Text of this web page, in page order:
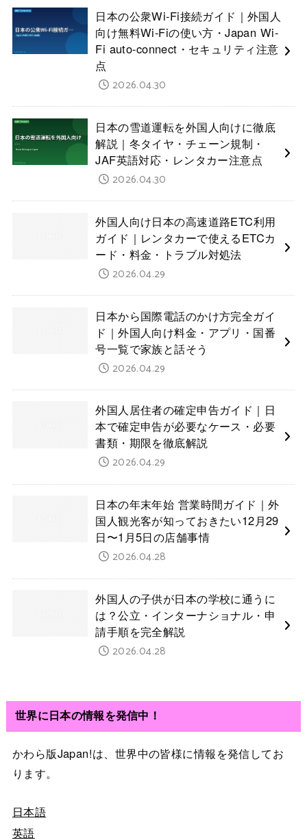
日本の公衆Wi-Fi接続ガイド｜外国人
向け無料Wi-Fiの使い方・Japan Wi-
Fi auto-connect・セキュリティ注意
点
2026.04.30
日本の雪道運転を外国人向けに徹底
解説｜冬タイヤ・チェーン規制・
JAF英語対応・レンタカー注意点
2026.04.30
外国人向け日本の高速道路ETC利用
ガイド｜レンタカーで使えるETCカ
ード・料金・トラブル対処法
2026.04.29
日本から国際電話のかけ方完全ガイ
ド｜外国人向け料金・アプリ・国番
号一覧で家族と話そう
2026.04.29
外国人居住者の確定申告ガイド｜日
本で確定申告が必要なケース・必要
書類・期限を徹底解説
2026.04.29
日本の年末年始 営業時間ガイド｜外
国人観光客が知っておきたい12月29
日〜1月5日の店舗事情
2026.04.28
外国人の子供が日本の学校に通うに
は？公立・インターナショナル・申
請手順を完全解説
2026.04.28
世界に日本の情報を発信中！
かわら版Japan!は、世界中の皆様に情報を発信してお
ります。
日本語
英語